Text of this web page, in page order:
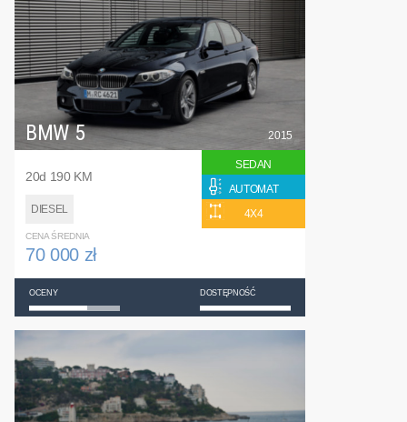
BMW 5
20d 190 KM
DIESEL
2015
SEDAN
AUTOMAT
4X4
CENA ŚREDNIA
70 000 zł
OCENY DOSTĘPNOŚĆ